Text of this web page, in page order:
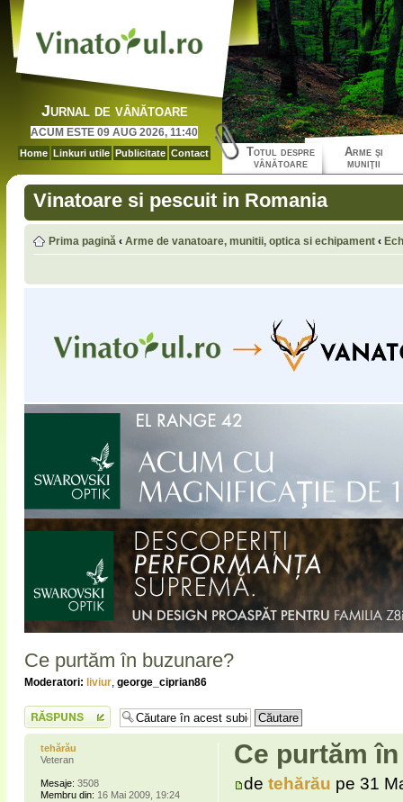
Jurnal de vânătoare
ACUM ESTE 09 AUG 2026, 11:40
Home Linkuri utile Publicitate Contact
Totul despre
vânătoare
Arme şi
muniţii
Vinatoare si pescuit in Romania
Prima pagină ‹ Arme de vanatoare, munitii, optica si echipament ‹
Ce purtăm în buzunare?
Moderatori: liviur, george_ciprian86
Scrie un răspuns
Ce purtăm
detehărău pe 31
tehărău
Veteran
Mesaje: 3508
Membru din: 16 Mai 2009, 19:24